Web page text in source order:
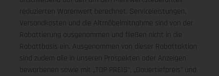
reduzierten Warenwert berechnet. Serviceleistungen,
Versandkosten und die Altmöbelmitnahme sind von der
Rabattierung ausgenommen und fließen nicht in die
Rabattbasis ein. Ausgenommen von dieser Rabattaktion
sind zudem alle in unseren Prospekten oder Anzeigen
beworbenen sowie mit „TOP PREIS", „Dauertiefpreis" und